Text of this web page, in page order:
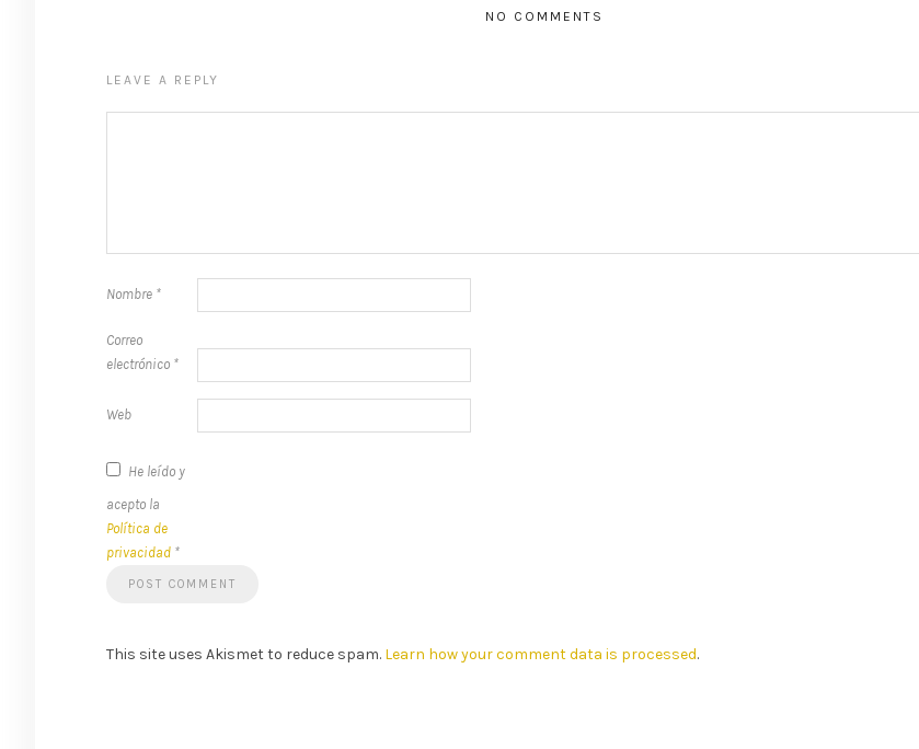
NO COMMENTS
LEAVE A REPLY
Nombre *
Correo
electrónico *
Web
He leído y
acepto la
Política de
privacidad *
This site uses Akismet to reduce spam. Learn how your comment data is processed.